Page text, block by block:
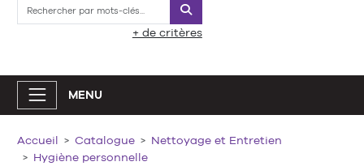
Rechercher
+ de critères
MENU
Accueil Catalogue
Nettoyage et Entretien
Hygiène personnelle